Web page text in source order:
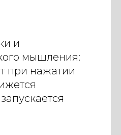
и
мышления:
при нажатии